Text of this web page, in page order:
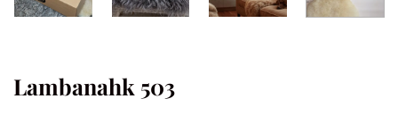
Lambanahk 503